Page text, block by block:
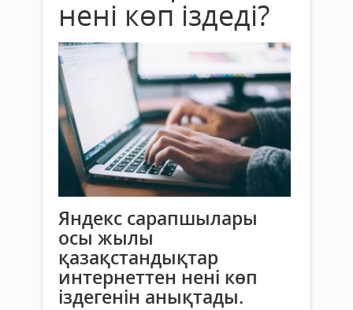
нені көп іздеді?
Яндекс сарапшылары
осы жылы
қазақстандықтар
интернеттен нені көп
іздегенін анықтады.